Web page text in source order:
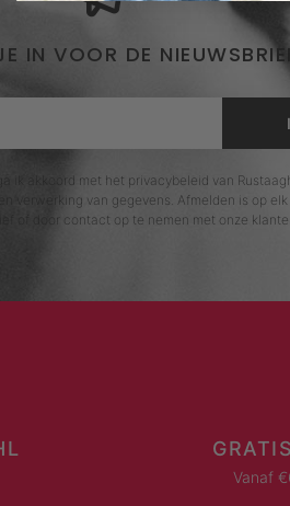
IN VOOR DE
ik akkoord met het privacybeleid van
verwerking van gegevens. Afmelden is op
of door contact op te nemen met onze
Vanaf